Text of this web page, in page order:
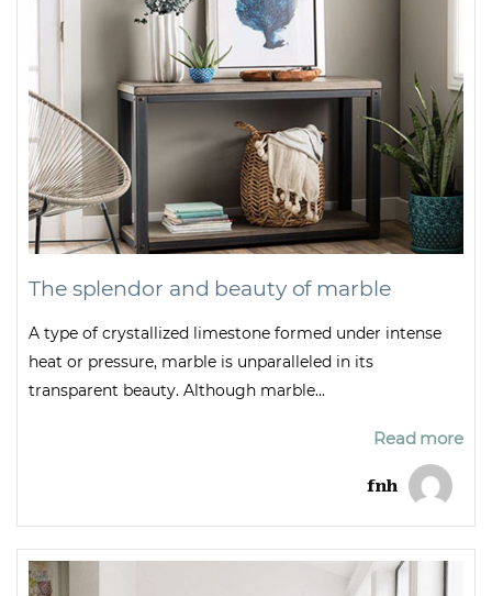
The splendor and beauty of marble
A type of crystallized limestone formed under intense
heat or pressure, marble is unparalleled in its
transparent beauty. Although marble...
Read more
fnh